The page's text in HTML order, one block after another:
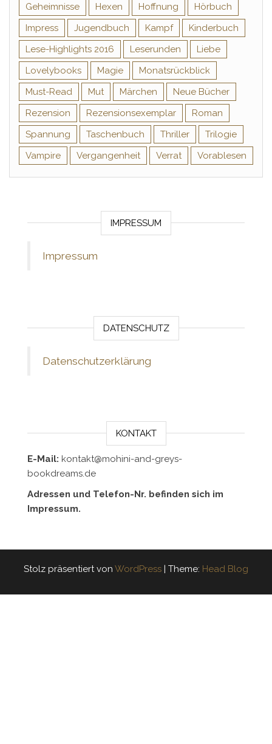
Geheimnisse
Hexen Hoffnung
Hörbuch
Impress
Jugendbuch Kampf
Kinderbuch
Lese-Highlights 2016
Leserunden
Liebe
Lovelybooks
Magie
Monatsrückblick
Must-Read
Mut Märchen
Neue Bücher
Rezension
Rezensionsexemplar
Roman
Spannung
Taschenbuch Thriller
Trilogie
Vampire
Vergangenheit Verrat Vorablesen
IMPRESSUM
Impressum
DATENSCHUTZ
Datenschutzerklärung
KONTAKT
E-Mail: kontakt@mohini-and-greys-
bookdreams.de
Adressen und Telefon-Nr. befinden sich im
Impressum.
Stolz präsentiert von WordPress | Theme: Head Blog